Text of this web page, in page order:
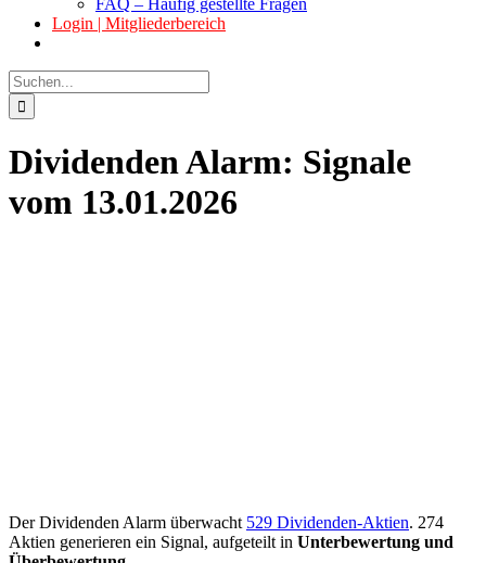
Login | Mitgliederbereich
Suche
nach:
Dividenden Alarm: Signale
vom 13.01.2026
Der Dividenden Alarm überwacht 529 Dividenden-Aktien. 274
Aktien generieren ein Signal, aufgeteilt in Unterbewertung und